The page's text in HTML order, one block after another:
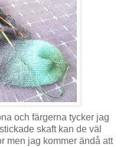
och färgerna tycker jag
skaft kan de väl
men jag kommer ändå att